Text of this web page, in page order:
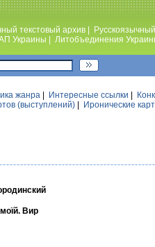
текстовый архив
Украины Литобъединения
жанра Интересные ссылки
(выступлений) Иронические
Вир